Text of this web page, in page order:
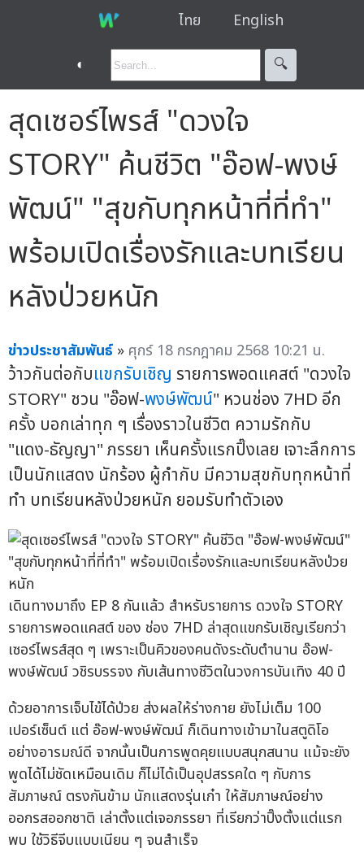
ไทย English
◐ 🔍︎
สุดเซอร์ไพรส์ "ดวงใจ
STORY" ค้นชีวิต "อ๊อฟ-พงษ์
พัฒน์" "สุขกับทุกหน้าที่ที่ทำ"
พร้อมเปิดเรื่องรักและบทเรียน
หลังป่วยหนัก
ข่าวประชาสัมพันธ์ » ศุกร์ 18 กรกฎาคม 2568 10:21 น.
ว้าวกันต่อกับแขกรับเชิญ รายการพอดแคสต์ "ดวงใจ
STORY" ชวน "อ๊อฟ-พงษ์พัฒน์" หวนช่อง 7HD อีก
ครั้ง บอกเล่าทุก ๆ เรื่องราวในชีวิต ความรักกับ
"แดง-ธัญญา" ภรรยา เห็นครั้งแรกปิ๊งเลย เจาะลึกการ
เป็นนักแสดง นักร้อง ผู้กำกับ มีความสุขกับทุกหน้าที่
ทำ บทเรียนหลังป่วยหนัก ยอมรับทำตัวเอง
เดินทางมาถึง EP 8 กันแล้ว สำหรับรายการ ดวงใจ STORY
รายการพอดแคสต์ ของ ช่อง 7HD ล่าสุดแขกรับเชิญเรียกว่า
เซอร์ไพรส์สุด ๆ เพราะเป็นคิวของคนดังระดับตำนาน อ๊อฟ-
พงษ์พัฒน์ วชิรบรรจง กับเส้นทางชีวิตในวงการบันเทิง 40 ปี
ด้วยอาการเจ็บไข้ได้ป่วย ส่งผลให้ร่างกาย ยังไม่เต็ม 100
เปอร์เซ็นต์ แต่ อ๊อฟ-พงษ์พัฒน์ ก็เดินทางเข้ามาในสตูดิโอ
อย่างอารมณ์ดี จากนั้นเป็นการพูดคุยแบบสนุกสนาน แม้จะยัง
พูดได้ไม่ชัดเหมือนเดิม ก็ไม่ได้เป็นอุปสรรคใด ๆ กับการ
สัมภาษณ์ ตรงกันข้าม นักแสดงรุ่นเก๋า ให้สัมภาษณ์อย่าง
ออกรสออกชาติ เล่าตั้งแต่เจอภรรยา ที่เรียกว่าปิ๊งตั้งแต่แรก
พบ ใช้วิธีจีบแบบเนียน ๆ จนสำเร็จ